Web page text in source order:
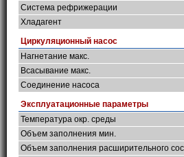
Система рефрижерации
Хладагент
Циркуляционный насос
Нагнетание макс.
Всасывание макс.
Соединение насоса
Эксплуатационные параметры
Температура окр. среды
Объем заполнения мин.
Объем заполнения расширительного